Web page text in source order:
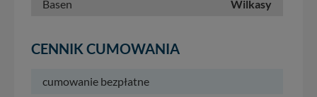
Basen Wilkasy
CENNIK CUMOWANIA
cumowanie bezpłatne